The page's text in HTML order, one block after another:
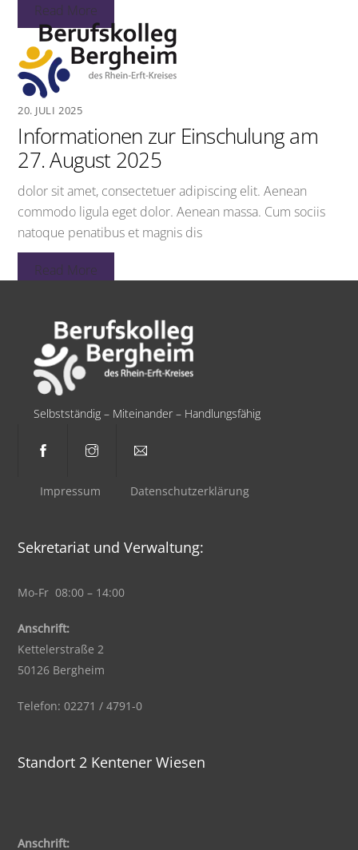
Read More
20. JULI 2025
Informationen zur Einschulung am
27. August 2025
dolor sit amet, consectetuer adipiscing elit. Aenean
commodo ligula eget dolor. Aenean massa. Cum sociis
natoque penatibus et magnis dis
Read More
Selbstständig – Miteinander – Handlungsfähig
Impressum Datenschutzerklärung
Sekretariat und Verwaltung:
Mo-Fr 08:00 – 14:00
Anschrift:
Kettelerstraße 2
50126 Bergheim
Telefon: 02271 / 4791-0
Standort 2 Kentener Wiesen
Anschrift: